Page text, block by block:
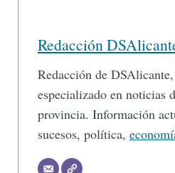
Redacción
Redacción de
especializado en noticias
provincia. Información
sucesos, política,